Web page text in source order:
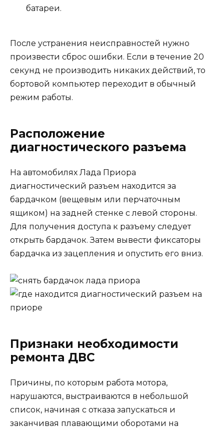
батареи.
После устранения неисправностей нужно
произвести сброс ошибки. Если в течение 20
секунд не производить никаких действий, то
бортовой компьютер переходит в обычный
режим работы.
Расположение
диагностического разъема
На автомобилях Лада Приора
диагностический разъем находится за
бардачком (вещевым или перчаточным
ящиком) на задней стенке с левой стороны.
Для получения доступа к разъему следует
открыть бардачок. Затем вывести фиксаторы
бардачка из зацепления и опустить его вниз.
Признаки необходимости
ремонта ДВС
Причины, по которым работа мотора,
нарушаются, выстраиваются в небольшой
список, начиная с отказа запускаться и
заканчивая плавающими оборотами на